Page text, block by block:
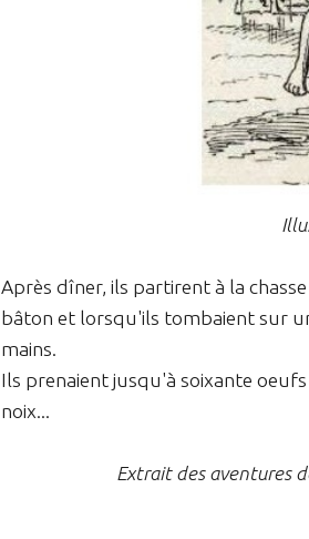
Après dîner, ils partirent à la
bâton et lorsqu'ils tombaient sur
mains.
Ils prenaient jusqu'à soixante
noix...
Extrait des aventures